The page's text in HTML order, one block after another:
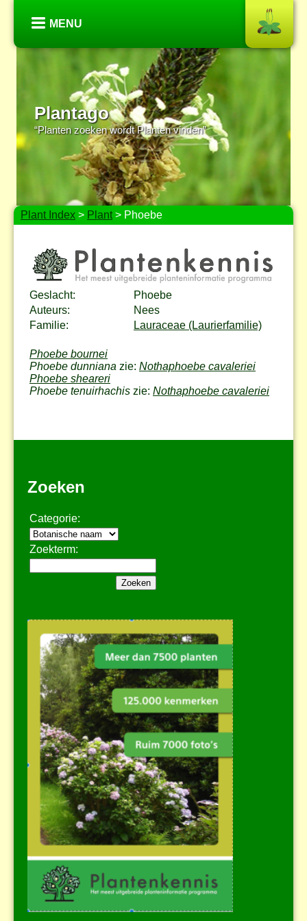
MENU
Plantago
“Planten zoeken wordt Planten vinden”
Plant Index > Plant> Phoebe
Geslacht:
Phoebe
Auteurs:
Nees
Familie:
Lauraceae (Laurierfamilie)
Phoebe bournei
Phoebe dunniana zie: Nothaphoebe cavaleriei
Phoebe sheareri
Phoebe tenuirhachis zie: Nothaphoebe cavaleriei
Zoeken
Categorie:
Zoekterm: